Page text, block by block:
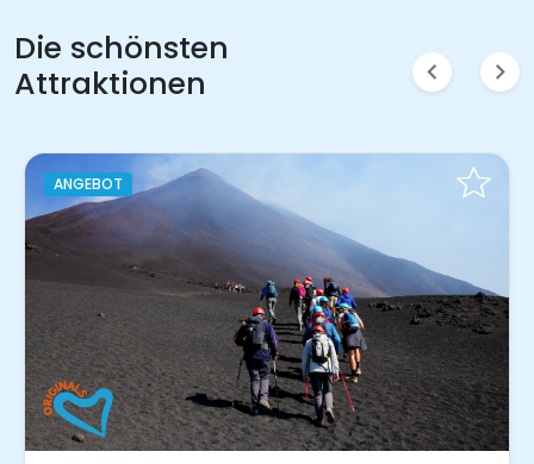
Die schönsten
Attraktionen
chevron_left chevron_right